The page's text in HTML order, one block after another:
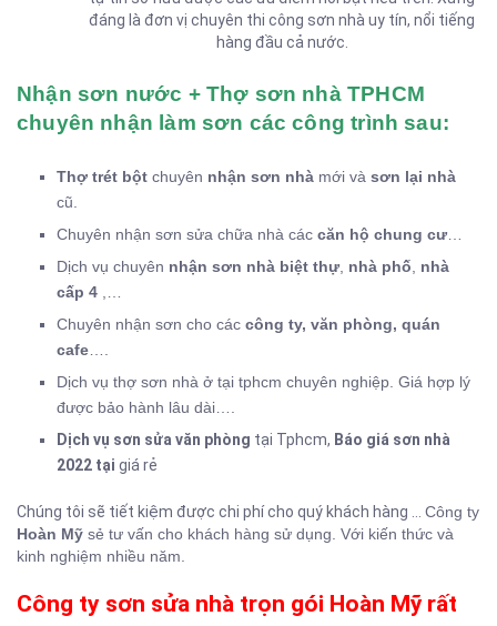
đáng là đơn vị chuyên thi công sơn nhà uy tín, nổi tiếng
hàng đầu cả nước.
Nhận sơn nước + Thợ sơn nhà TPHCM
chuyên nhận làm sơn các công trình sau:
Thợ trét bột chuyên nhận sơn nhà mới và sơn lại nhà
cũ.
Chuyên nhận sơn sửa chữa nhà các căn hộ chung cư…
Dịch vụ chuyên nhận sơn nhà biệt thự, nhà phố, nhà
cấp 4 ,…
Chuyên nhận sơn cho các công ty, văn phòng, quán
cafe….
Dịch vụ thợ sơn nhà ở tại tphcm chuyên nghiệp. Giá hợp lý
được bảo hành lâu dài….
Dịch vụ sơn sửa văn phòng tại Tphcm, Báo giá sơn nhà
2022 tại giá rẻ
Chúng tôi sẽ tiết kiệm được chi phí cho quý khách hàng … Công ty
Hoàn Mỹ sẻ tư vấn cho khách hàng sử dụng. Với kiến thức và
kinh nghiệm nhiều năm.
Công ty sơn sửa nhà trọn gói Hoàn Mỹ rất